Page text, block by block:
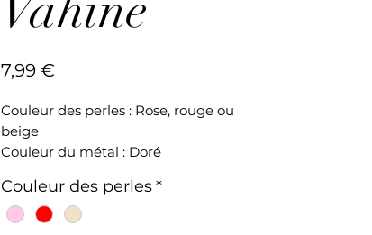
7,99 €
Couleur des perles : Rose, rouge ou
beige
Couleur du métal : Doré
Bracelet ajustable en acier
Couleur des perles*